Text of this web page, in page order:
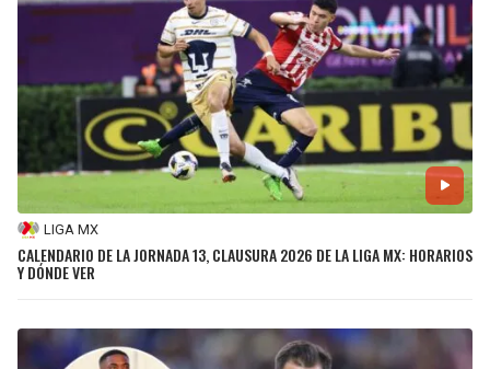
LIGA MX
CALENDARIO DE LA JORNADA 13, CLAUSURA 2026 DE LA LIGA MX: HORARIOS
Y DÓNDE VER